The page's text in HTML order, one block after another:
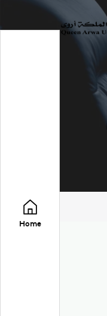
Home